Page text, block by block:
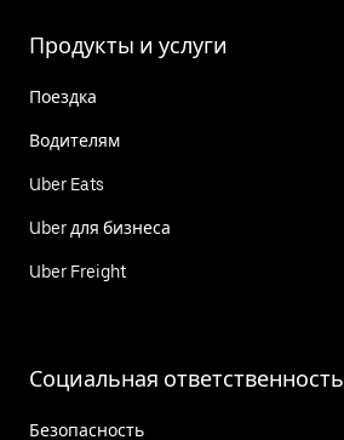
Продукты и услуги
Поездка
Водителям
Uber Eats
Uber для бизнеса
Uber Freight
Социальная ответственность
Безопасность